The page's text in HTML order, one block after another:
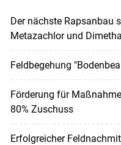
Der nächste Rapsanbau
Metazachlor und
Feldbegehung
Förderung für
80% Zuschuss
Erfolgreicher